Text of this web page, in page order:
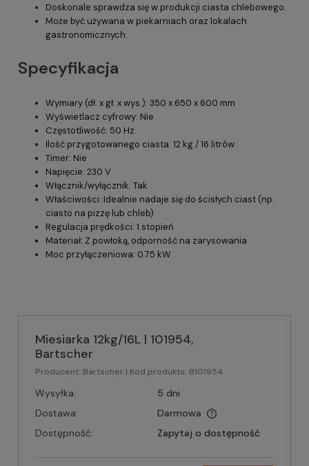
Doskonale sprawdza się w produkcji ciasta chlebowego.
Może być używana w piekarniach oraz lokalach
gastronomicznych.
Specyfikacja
Wymiary (dł. x gł. x wys.): 350 x 650 x 600 mm
Wyświetlacz cyfrowy: Nie
Częstotliwość: 50 Hz
Ilość przygotowanego ciasta: 12 kg / 16 litrów
Timer: Nie
Napięcie: 230 V
Włącznik/wyłącznik: Tak
Właściwości: Idealnie nadaje się do ścisłych ciast (np.
ciasto na pizzę lub chleb)
Regulacja prędkości: 1 stopień
Materiał: Z powłoką, odporność na zarysowania
Moc przyłączeniowa: 0.75 kW
Miesiarka 12kg/16L | 101954,
Bartscher
Producent: Bartscher | Kod produktu: B101954
Wysyłka:
5 dni
Dostawa:
Darmowa
Dostępność:
Zapytaj o dostępność